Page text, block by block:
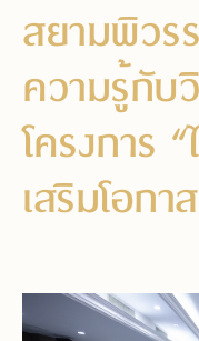
สยามพิวร
ความรู้กับ
โครงการ
เสริมโอก